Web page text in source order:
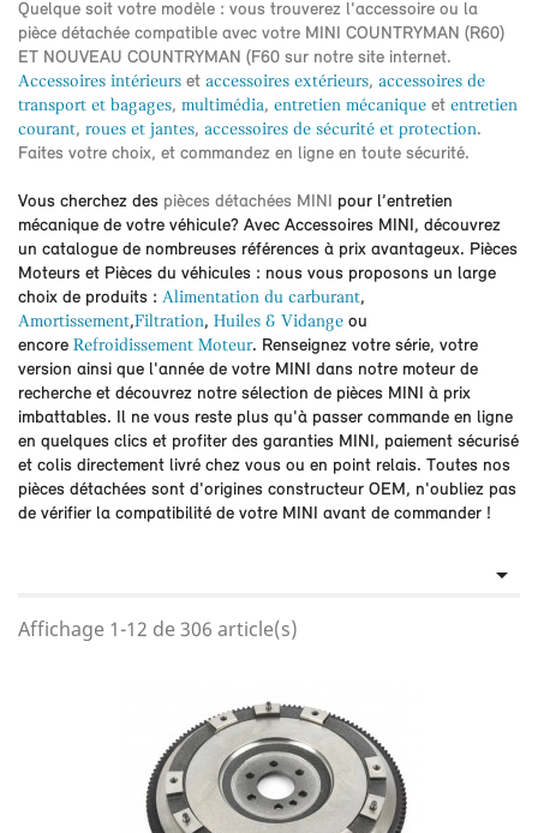
Quelque soit votre modèle : vous trouverez l'accessoire ou la
pièce détachée compatible avec votre MINI COUNTRYMAN (R60)
ET NOUVEAU COUNTRYMAN (F60 sur notre site internet.
Accessoires intérieurs et accessoires extérieurs, accessoires de
transport et bagages, multimédia, entretien mécanique et entretien
courant, roues et jantes, accessoires de sécurité et protection.
Faites votre choix, et commandez en ligne en toute sécurité.
Vous cherchez des pièces détachées MINI pour l’entretien
mécanique de votre véhicule? Avec Accessoires MINI, découvrez
un catalogue de nombreuses références à prix avantageux. Pièces
Moteurs et Pièces du véhicules : nous vous proposons un large
choix de produits : Alimentation du carburant,
Amortissement,Filtration, Huiles & Vidange ou
encore Refroidissement Moteur. Renseignez votre série, votre
version ainsi que l'année de votre MINI dans notre moteur de
recherche et découvrez notre sélection de pièces MINI à prix
imbattables. Il ne vous reste plus qu'à passer commande en ligne
en quelques clics et profiter des garanties MINI, paiement sécurisé
et colis directement livré chez vous ou en point relais. Toutes nos
pièces détachées sont d'origines constructeur OEM, n'oubliez pas
de vérifier la compatibilité de votre MINI avant de commander !

Affichage 1-12 de 306 article(s)